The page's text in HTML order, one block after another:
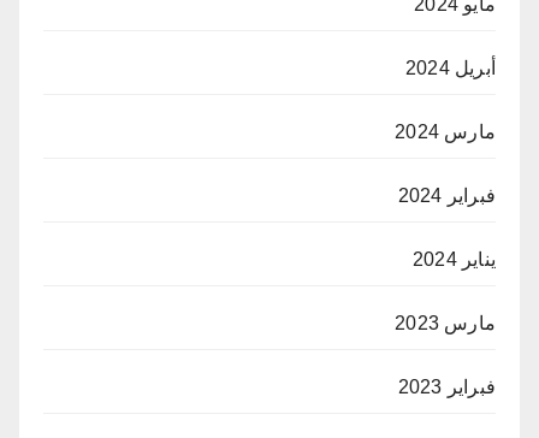
مايو 2024
أبريل 2024
مارس 2024
فبراير 2024
يناير 2024
مارس 2023
فبراير 2023